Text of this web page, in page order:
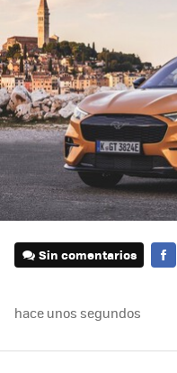
Sin comentarios
hace unos segundos